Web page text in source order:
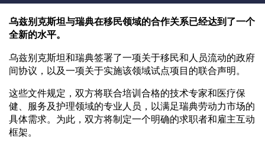
乌兹别克斯坦与瑞典在移民领域的合作关系已经达到了一个
全新的水平。
乌兹别克斯坦和瑞典签署了一项关于移民和人员流动的政府
间协议，以及一项关于实施该领域试点项目的联合声明。
这些文件规定，双方将联合培训合格的技术专家和医疗保
健、服务及护理领域的专业人员，以满足瑞典劳动力市场的
具体需求。为此，双方将制定一个明确的求职者和雇主互动
框架。